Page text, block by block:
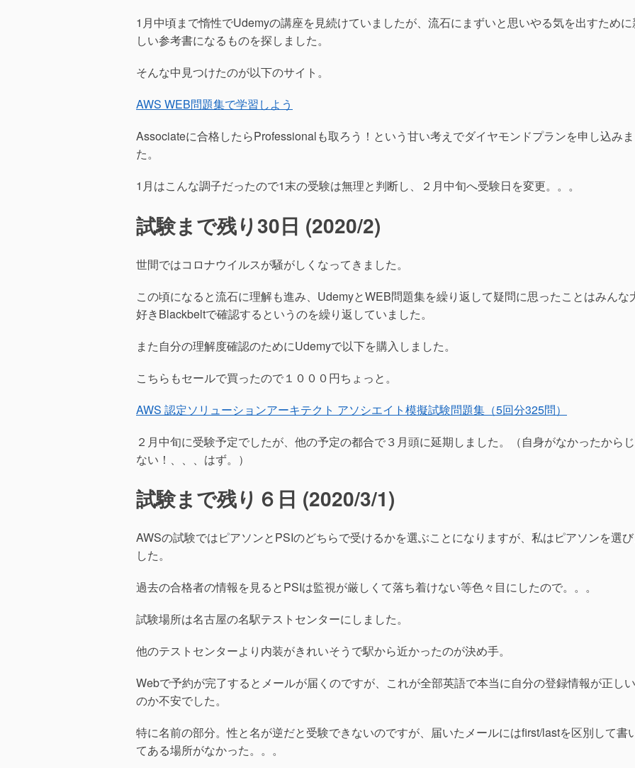
1月中頃まで惰性でUdemyの講座を見続けていましたが、流石にまずいと思いやる気を出すため
しい参考書になるものを探しました。
そんな中見つけたのが以下のサイト。
AWS WEB問題集で学習しよう
Associateに合格したらProfessionalも取ろう！という甘い考えでダイヤモンドプランを申し込み
た。
1月はこんな調子だったので1末の受験は無理と判断し、２月中旬へ受験日を変更。。。
試験まで残り30日 (2020/2)
世間ではコロナウイルスが騒がしくなってきました。
この頃になると流石に理解も進み、UdemyとWEB問題集を繰り返して疑問に思ったことはみんな
好きBlackbeltで確認するというのを繰り返していました。
また自分の理解度確認のためにUdemyで以下を購入しました。
こちらもセールで買ったので１０００円ちょっと。
AWS 認定ソリューションアーキテクト アソシエイト模擬試験問題集（5回分325問）
２月中旬に受験予定でしたが、他の予定の都合で３月頭に延期しました。（自身がなかったから
ない！、、、はず。）
試験まで残り６日 (2020/3/1)
AWSの試験ではピアソンとPSIのどちらで受けるかを選ぶことになりますが、私はピアソンを選び
した。
過去の合格者の情報を見るとPSIは監視が厳しくて落ち着けない等色々目にしたので。。。
試験場所は名古屋の名駅テストセンターにしました。
他のテストセンターより内装がきれいそうで駅から近かったのが決め手。
Webで予約が完了するとメールが届くのですが、これが全部英語で本当に自分の登録情報が正しい
のか不安でした。
特に名前の部分。性と名が逆だと受験できないのですが、届いたメールにはfirst/lastを区別して書
てある場所がなかった。。。